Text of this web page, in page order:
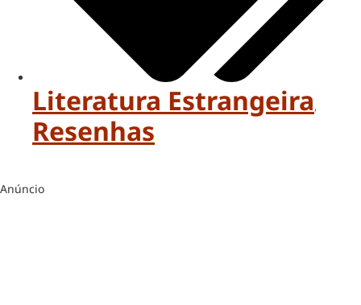
Literatura Estrangeira,
Resenhas
Anúncio